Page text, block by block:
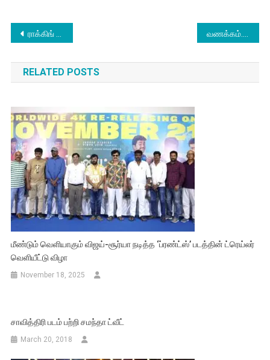
Post
navigation
ராக்கிங் ஸ்டார் யாஷின் அடுத்த பட டைட்டில் “டாக்சிக் வணக்கம். நான் இயக்குனர் அமீர்
RELATED POSTS
மீண்டும் வெளியாகும் விஜய்-சூர்யா நடித்த ‘ப்ரண்ட்ஸ்’ படத்தின் ட்ரெய்லர்
வெளியீட்டு விழா
November 18, 2025
சாவித்திரி படம் பற்றி சமந்தா ட்வீட்
March 20, 2018